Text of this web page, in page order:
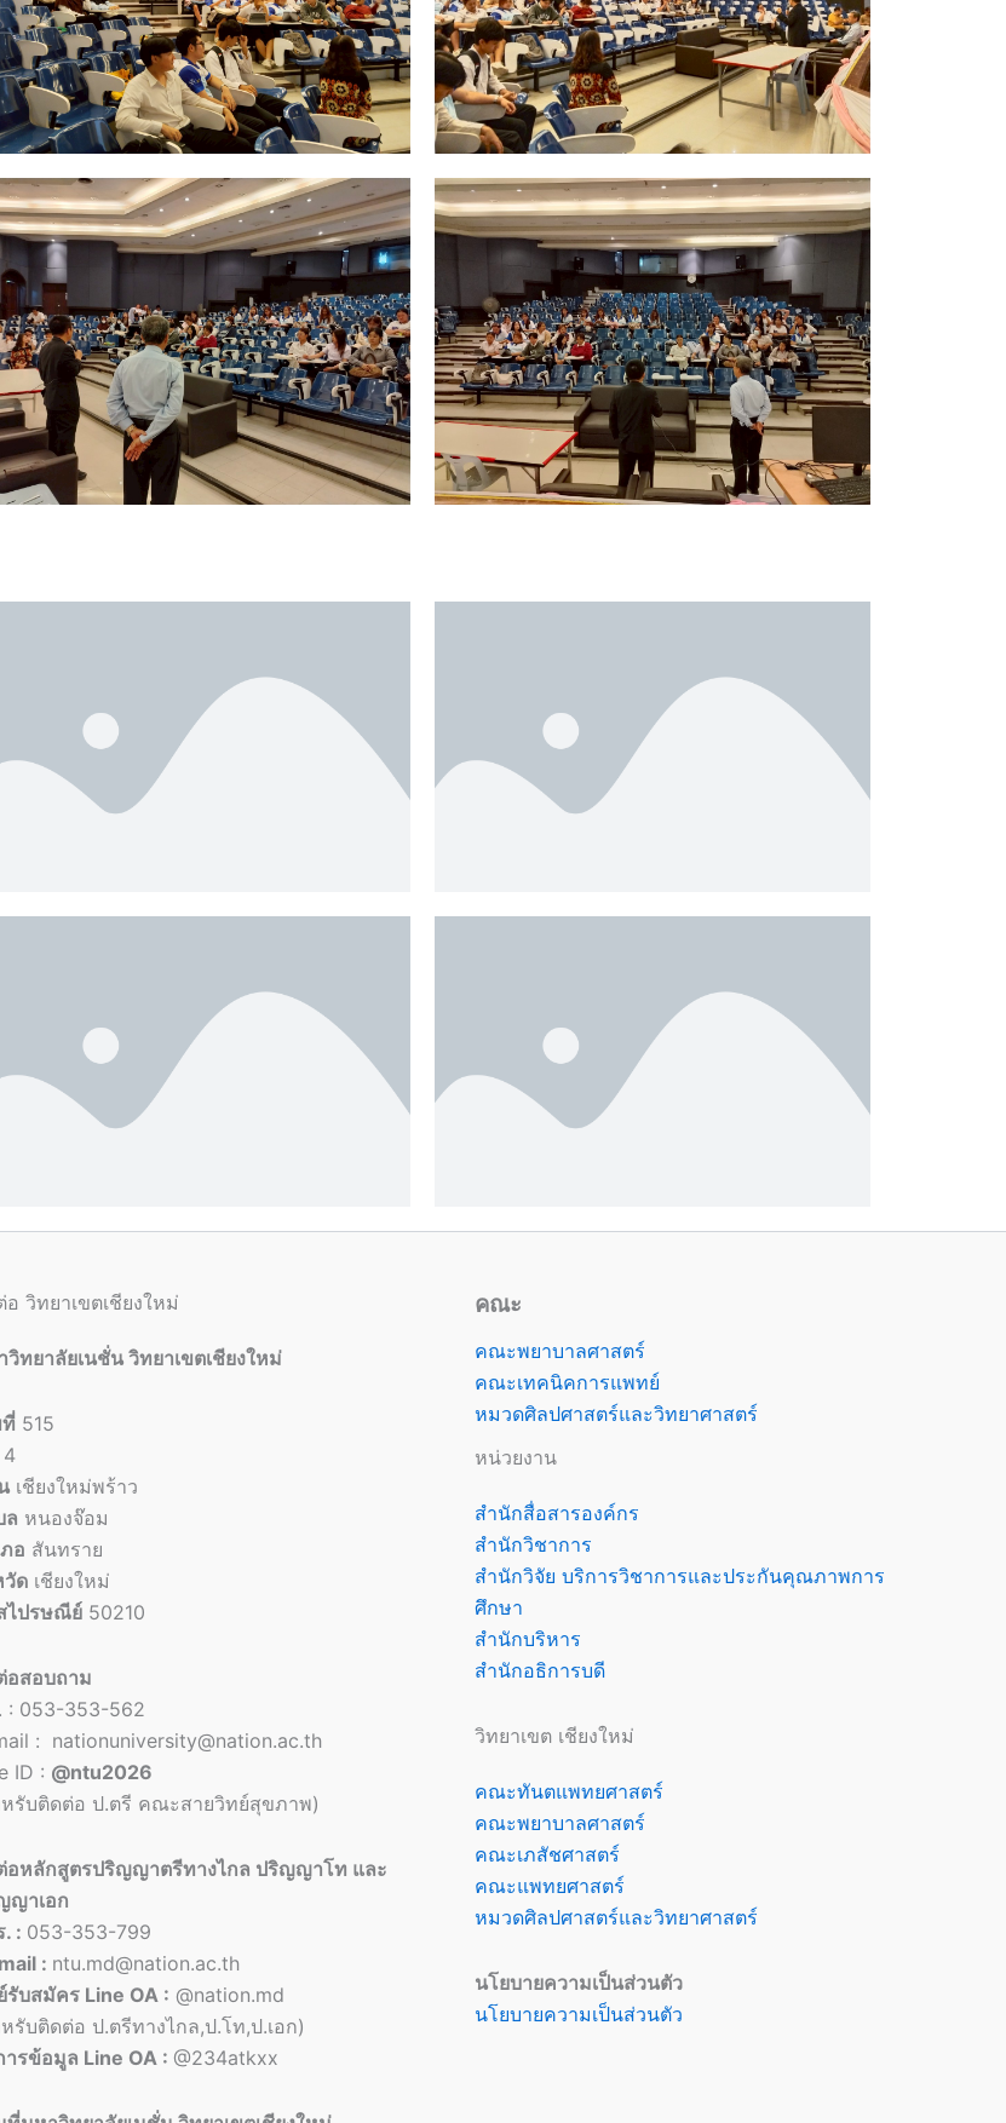
อ วิทยาเขตเชียงใหม่
วิทยาลัยเนชั่น วิทยาเขตเชียงใหม่
ที่ 515
เชียงใหม่พร้าว
ล หนองจ๊อม
อ สันทราย
วัดเชียงใหม่
ไปรษณีย์50210
อสอบถาม
: 053-353-562
: nationuniversity@nation.ac.th
ID : @ntu2026
รับติดต่อ ป.ตรี คณะสายวิทย์สุขภาพ)
อหลักสูตรปริญญาตรีทางไกล ปริญญาโท และ
ญาเอก
: 053-353-799
: ntu.md@nation.ac.th
รับสมัคร Line OA : @nation.md
รับติดต่อ ป.ตรีทางไกล,ป.โท,ป.เอก)
ารข้อมูล Line OA : @234atkxx
คณะ
คณะพยาบาลศาสตร์
คณะเทคนิคการแพทย์
หมวดศิลปศาสตร์และวิทยาศาสตร์
หน่วยงาน
สำนักสื่อสารองค์กร
สำนักวิชาการ
สำนักวิจัย บริการวิชาการและประกันคุณภาพการ
ศึกษา
สำนักบริหาร
สำนักอธิการบดี
วิทยาเขต เชียงใหม่
คณะทันตแพทยศาสตร์
คณะพยาบาลศาสตร์
คณะเภสัชศาสตร์
คณะแพทยศาสตร์
หมวดศิลปศาสตร์และวิทยาศาสตร์
นโยบายความเป็นส่วนตัว
นโยบายความเป็นส่วนตัว